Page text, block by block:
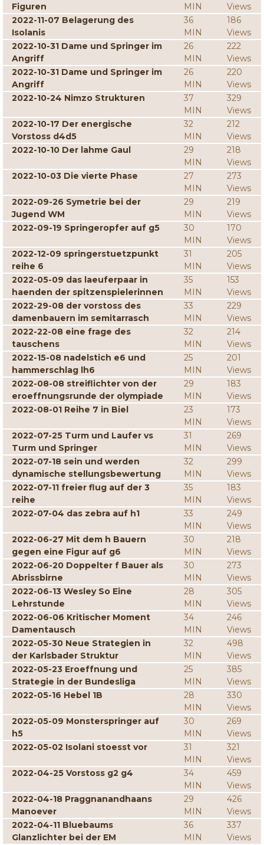
Figuren
MIN
Views
2022-11-07 Belagerung des
Isolanis
36
MIN
186
Views
2022-10-31 Dame und Springer im
Angriff
26
MIN
222
Views
2022-10-31 Dame und Springer im
Angriff
26
MIN
220
Views
2022-10-24 Nimzo Strukturen
37
MIN
329
Views
2022-10-17 Der energische
Vorstoss d4d5
32
MIN
212
Views
2022-10-10 Der lahme Gaul
29
MIN
218
Views
2022-10-03 Die vierte Phase
27
MIN
273
Views
2022-09-26 Symetrie bei der
Jugend WM
29
MIN
219
Views
2022-09-19 Springeropfer auf g5
30
MIN
170
Views
2022-12-09 springerstuetzpunkt
reihe 6
31
MIN
205
Views
2022-05-09 das laeuferpaar in
haenden der spitzenspielerinnen
35
MIN
153
Views
2022-29-08 der vorstoss des
damenbauern im semitarrasch
33
MIN
229
Views
2022-22-08 eine frage des
tauschens
32
MIN
214
Views
2022-15-08 nadelstich e6 und
hammerschlag lh6
25
MIN
201
Views
2022-08-08 streiflichter von der
eroeffnungsrunde der olympiade
29
MIN
183
Views
2022-08-01 Reihe 7 in Biel
23
MIN
173
Views
2022-07-25 Turm und Laufer vs
Turm und Springer
31
MIN
269
Views
2022-07-18 sein und werden
dynamische stellungsbewertung
32
MIN
299
Views
2022-07-11 freier flug auf der 3
reihe
35
MIN
183
Views
2022-07-04 das zebra auf h1
33
MIN
249
Views
2022-06-27 Mit dem h Bauern
gegen eine Figur auf g6
30
MIN
218
Views
2022-06-20 Doppelter f Bauer als
Abrissbirne
30
MIN
273
Views
2022-06-13 Wesley So Eine
Lehrstunde
28
MIN
305
Views
2022-06-06 Kritischer Moment
Damentausch
34
MIN
246
Views
2022-05-30 Neue Strategien in
der Karlsbader Struktur
32
MIN
498
Views
2022-05-23 Eroeffnung und
Strategie in der Bundesliga
25
MIN
385
Views
2022-05-16 Hebel 1B
28
MIN
330
Views
2022-05-09 Monsterspringer auf
h5
30
MIN
269
Views
2022-05-02 Isolani stoesst vor
31
MIN
321
Views
2022-04-25 Vorstoss g2 g4
34
MIN
459
Views
2022-04-18 Praggnanandhaans
Manoever
29
MIN
426
Views
2022-04-11 Bluebaums
Glanzlichter bei der EM
36
MIN
337
Views